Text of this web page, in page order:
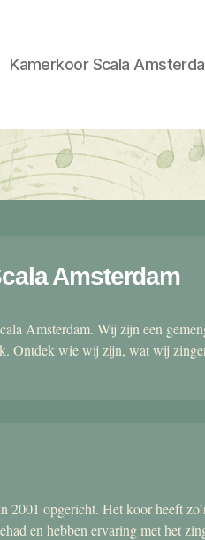
Kamerkoor Scala
Amsterdam
Amsterdam. Wij zijn een
Ontdek wie wij zijn, wat wij
2001 opgericht. Het koor heeft
en hebben ervaring met het